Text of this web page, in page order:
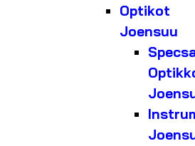
Optikot
Joensuu